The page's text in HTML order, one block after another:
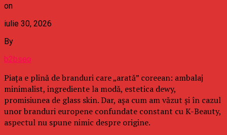
on
iulie 30, 2026
By
b2bseo
Piața e plină de branduri care „arată” coreean: ambalaj
minimalist, ingrediente la modă, estetica dewy,
promisiunea de glass skin. Dar, așa cum am văzut și în cazul
unor branduri europene confundate constant cu K-Beauty,
aspectul nu spune nimic despre origine.